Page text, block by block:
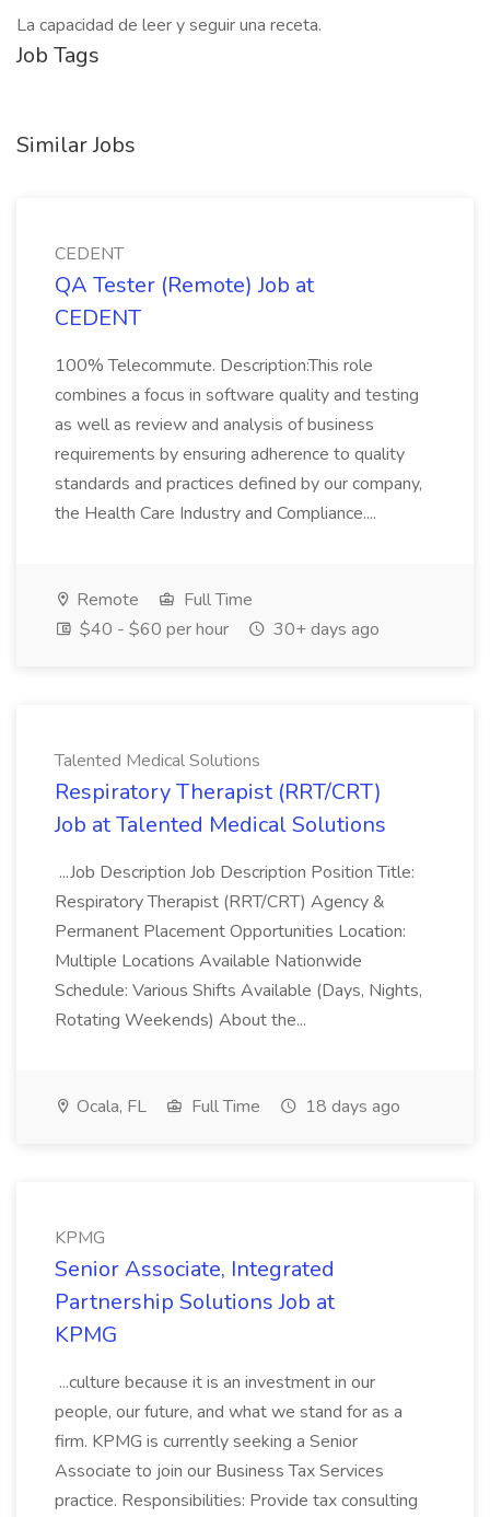
La capacidad de leer y seguir una receta.
Job Tags
Similar Jobs
CEDENT
QA Tester (Remote) Job at
CEDENT
100% Telecommute. Description:This role
combines a focus in software quality and testing
as well as review and analysis of business
requirements by ensuring adherence to quality
standards and practices defined by our company,
the Health Care Industry and Compliance....
Remote
Full Time
$40 - $60 per hour
30+ days ago
Talented Medical Solutions
Respiratory Therapist (RRT/CRT)
Job at Talented Medical Solutions
...Job Description Job Description Position Title:
Respiratory Therapist (RRT/CRT) Agency &
Permanent Placement Opportunities Location:
Multiple Locations Available Nationwide
Schedule: Various Shifts Available (Days, Nights,
Rotating Weekends) About the...
Ocala, FL Full Time 18 days ago
KPMG
Senior Associate, Integrated
Partnership Solutions Job at
KPMG
...culture because it is an investment in our
people, our future, and what we stand for as a
firm. KPMG is currently seeking a Senior
Associate to join our Business Tax Services
practice. Responsibilities: Provide tax consulting